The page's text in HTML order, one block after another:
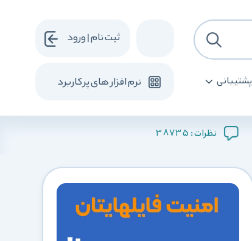
پشتیبانی نرم افزار های پرکاربرد
ثبت نام | ورود
نظرات : 38735